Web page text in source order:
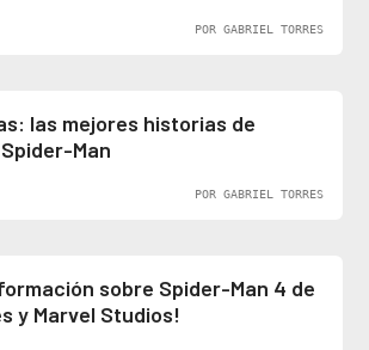
POR GABRIEL TORRES
las mejores historias de
Man
POR GABRIEL TORRES
sobre Spider-Man 4 de
y Marvel Studios!